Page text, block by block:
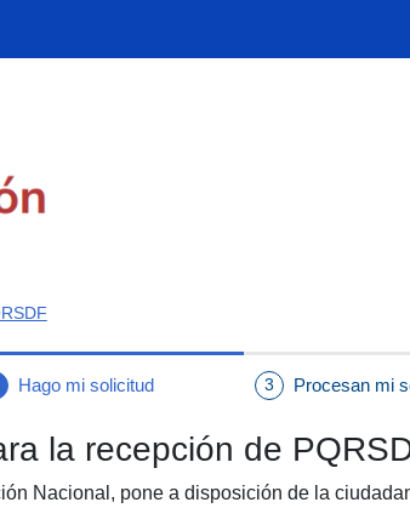
Hago mi solicitud 3 Procesan mi
la recepción de
Nacional, pone a disposición de la